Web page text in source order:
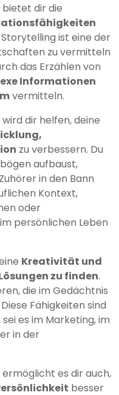
dir die
ist eine der
zu vermitteln
das Erzählen von
Informationen
vermitteln.
dir helfen, deine
zu verbessern. Du
aufbaust,
in den Bann
Kontext,
oder
persönlichen Leben
Kreativität und
zu finden.
die im Gedächtnis
Fähigkeiten sind
es im Marketing, im
in der
es dir auch,
besser